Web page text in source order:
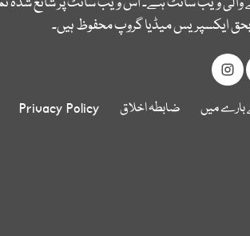
ایکسپریس میڈیا گروپ محفوظ ہیں۔
بارے میں ضابطہ اخلاق Privacy Policy